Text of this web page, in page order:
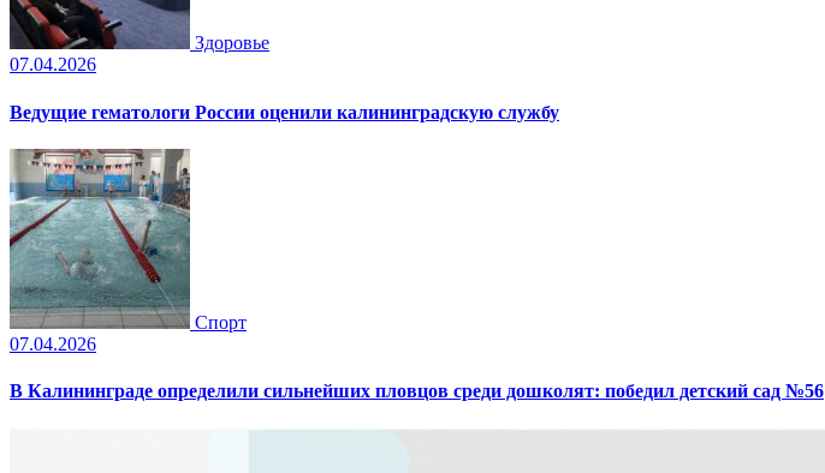
Здоровье
07.04.2026
Ведущие гематологи России оценили калининградскую службу
Спорт
07.04.2026
В Калининграде определили сильнейших пловцов среди дошколят: победил детский сад №56